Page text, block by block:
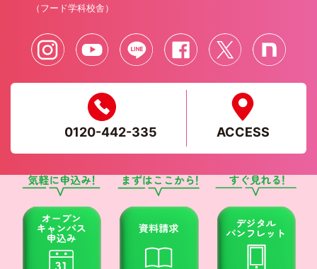
（フード学科校舎）
0120-442-335 ACCESS